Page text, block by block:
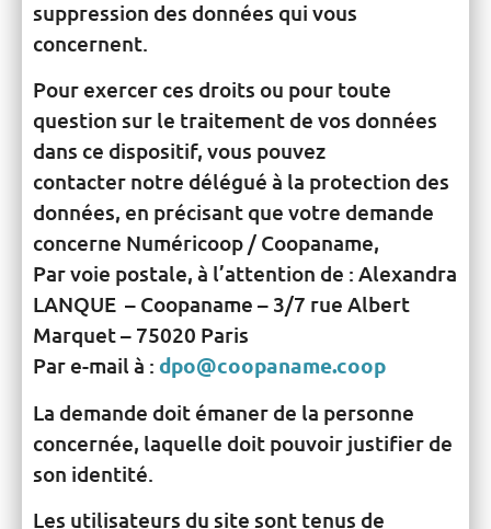
suppression des données qui vous
concernent.
Pour exercer ces droits ou pour toute
question sur le traitement de vos données
dans ce dispositif, vous pouvez
contacter notre délégué à la protection des
données, en précisant que votre demande
concerne Numéricoop / Coopaname,
Par voie postale, à l’attention de : Alexandra
LANQUE – Coopaname – 3/7 rue Albert
Marquet – 75020 Paris
Par e-mail à : dpo@coopaname.coop
La demande doit émaner de la personne
concernée, laquelle doit pouvoir justifier de
son identité.
Les utilisateurs du site sont tenus de